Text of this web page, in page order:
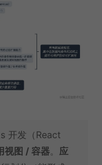
开发（React
视图 / 容器。 应